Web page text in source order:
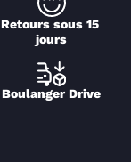
Retours sous 15
jours
Boulanger Drive